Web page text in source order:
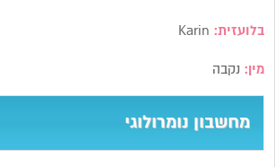
בלועזית:
מין: נקבה
מחשבון נומרולוגי